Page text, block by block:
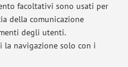
facoltativi sono usati per
della comunicazione
degli utenti.
la navigazione solo con i
(emaila.monti@unibo.it